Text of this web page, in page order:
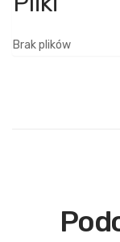
Brak plików